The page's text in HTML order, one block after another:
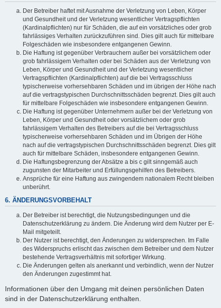
Der Betreiber haftet mit Ausnahme der Verletzung von Leben, Körper
und Gesundheit und der Verletzung wesentlicher Vertragspflichten
(Kardinalpflichten) nur für Schäden, die auf ein vorsätzliches oder grob
fahrlässiges Verhalten zurückzuführen sind. Dies gilt auch für mittelbare
Folgeschäden wie insbesondere entgangenen Gewinn.
Die Haftung ist gegenüber Verbrauchern außer bei vorsätzlichem oder
grob fahrlässigem Verhalten oder bei Schäden aus der Verletzung von
Leben, Körper und Gesundheit und der Verletzung wesentlicher
Vertragspflichten (Kardinalpflichten) auf die bei Vertragsschluss
typischerweise vorhersehbaren Schäden und im übrigen der Höhe nach
auf die vertragstypischen Durchschnittsschäden begrenzt. Dies gilt auch
für mittelbare Folgeschäden wie insbesondere entgangenen Gewinn.
Die Haftung ist gegenüber Unternehmern außer bei der Verletzung von
Leben, Körper und Gesundheit oder vorsätzlichem oder grob
fahrlässigem Verhalten des Betreibers auf die bei Vertragsschluss
typischerweise vorhersehbaren Schäden und im Übrigen der Höhe
nach auf die vertragstypischen Durchschnittsschäden begrenzt. Dies gilt
auch für mittelbare Schäden, insbesondere entgangenen Gewinn.
Die Haftungsbegrenzung der Absätze a bis c gilt sinngemäß auch
zugunsten der Mitarbeiter und Erfüllungsgehilfen des Betreibers.
Ansprüche für eine Haftung aus zwingendem nationalem Recht bleiben
unberührt.
6. ÄNDERUNGSVORBEHALT
Der Betreiber ist berechtigt, die Nutzungsbedingungen und die
Datenschutzerklärung zu ändern. Die Änderung wird dem Nutzer per E-
Mail mitgeteilt.
Der Nutzer ist berechtigt, den Änderungen zu widersprechen. Im Falle
des Widerspruchs erlischt das zwischen dem Betreiber und dem Nutzer
bestehende Vertragsverhältnis mit sofortiger Wirkung.
Die Änderungen gelten als anerkannt und verbindlich, wenn der Nutzer
den Änderungen zugestimmt hat.
Informationen über den Umgang mit deinen persönlichen Daten
sind in der Datenschutzerklärung enthalten.